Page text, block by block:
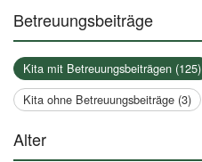
Betreuungsbeiträge
Kita mit Betreuungsbeiträgen (125)
Kita ohne Betreuungsbeiträge (3)
Alter